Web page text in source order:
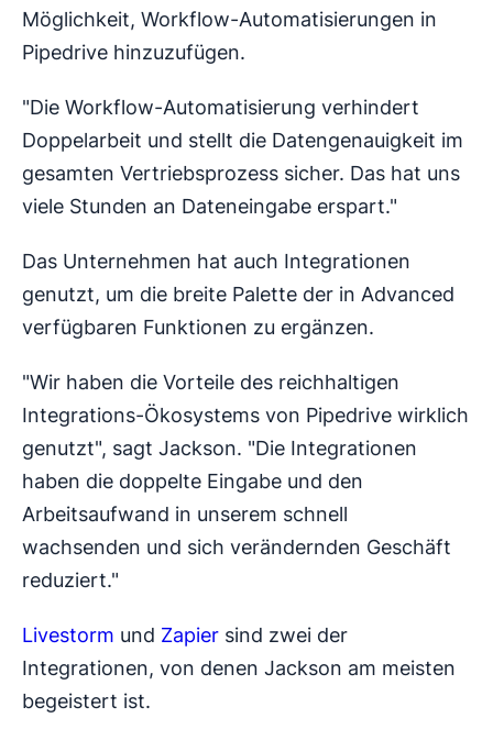
Möglichkeit, Workflow-Automatisierungen in
Pipedrive hinzuzufügen.
"Die Workflow-Automatisierung verhindert
Doppelarbeit und stellt die Datengenauigkeit im
gesamten Vertriebsprozess sicher. Das hat uns
viele Stunden an Dateneingabe erspart."
Das Unternehmen hat auch Integrationen
genutzt, um die breite Palette der in Advanced
verfügbaren Funktionen zu ergänzen.
"Wir haben die Vorteile des reichhaltigen
Integrations-Ökosystems von Pipedrive wirklich
genutzt", sagt Jackson. "Die Integrationen
haben die doppelte Eingabe und den
Arbeitsaufwand in unserem schnell
wachsenden und sich verändernden Geschäft
reduziert."
Livestorm und Zapier sind zwei der
Integrationen, von denen Jackson am meisten
begeistert ist.